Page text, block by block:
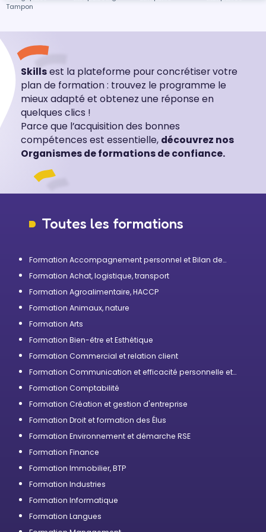
Tampon
Skillsest la plateforme pour concrétiser votre
plan de formation : trouvez le programme le
mieux adapté et obtenez une réponse en
quelques clics !
Parce que l’acquisition des bonnes
compétences est essentielle, découvrez nos
Organismes de formations de confiance.
Toutes les formations
Formation Accompagnement personnel et Bilan de
Formation Achat, logistique, transport
Formation Agroalimentaire, HACCP
Formation Animaux, nature
Formation Arts
Formation Bien-être et Esthétique
Formation Commercial et relation client
Formation Communication et efficacité personnelle et
Formation Comptabilité
Formation Création et gestion d'entreprise
Formation Droit et formation des Élus
Formation Environnement et démarche RSE
Formation Finance
Formation Immobilier, BTP
Formation Industries
Formation Informatique
Formation Langues